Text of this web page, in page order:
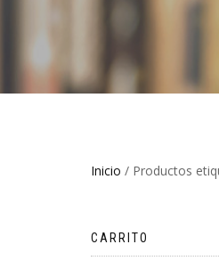
Inicio / Productos
CARRITO